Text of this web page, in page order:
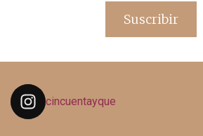
Suscribir
cincuentayque